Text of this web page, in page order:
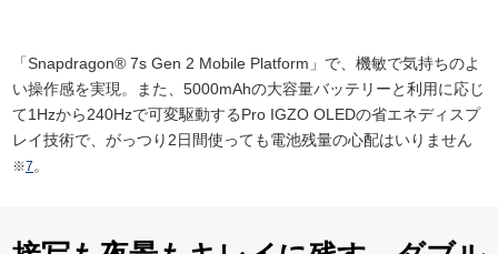
「Snapdragon® 7s Gen 2 Mobile Platform」で、機敏で気持ちのよ
い操作感を実現。また、5000mAhの大容量バッテリーと利用に応じ
て1Hzから240Hzで可変駆動するPro IGZO OLEDの省エネディスプ
レイ技術で、がっつり2日間使っても電池残量の心配はいりません
※7。